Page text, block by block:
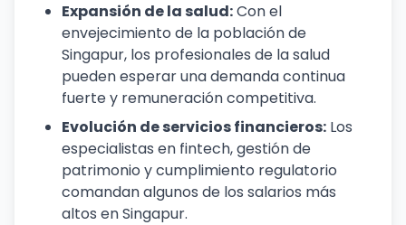
Expansión de la salud:Con el
envejecimiento de la población de
Singapur, los profesionales de la salud
pueden esperar una demanda continua
fuerte y remuneración competitiva.
Evolución de servicios financieros: Los
especialistas en fintech, gestión de
patrimonio y cumplimiento regulatorio
comandan algunos de los salarios más
altos en Singapur.